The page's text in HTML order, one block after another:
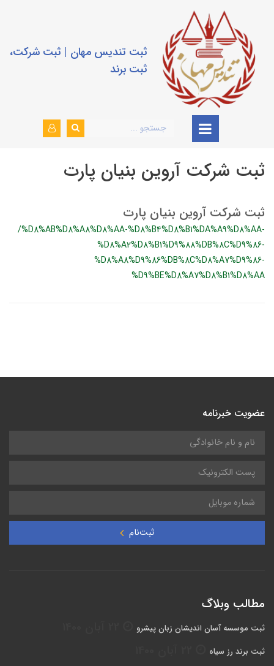
ثبت تندیس مهان | ثبت شرکت،
ثبت برند
ثبت شرکت آروین بنیان پارت
ثبت شرکت آروین بنیان پارت
/%D8%AB%D8%A8%D8%AA-%D8%B4%D8%B1%DA%A9%D8%AA-
%D8%A2%D8%B1%D9%88%DB%8C%D9%86-
%D8%A8%D9%86%DB%8C%D8%A7%D9%86-
%D9%BE%D8%A7%D8%B1%D8%AA
عضویت خبرنامه
ثبت‌نام
مطالب وبلاگ
ثبت موسسه آسان اندیشان زبان پیشرو
ثبت برند رز سیاه